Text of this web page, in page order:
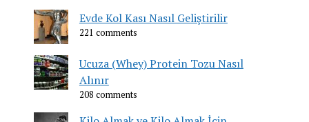
Evde Kol Kası Nasıl Geliştirilir
221 comments
Ucuza (Whey) Protein Tozu Nasıl
Alınır
208 comments